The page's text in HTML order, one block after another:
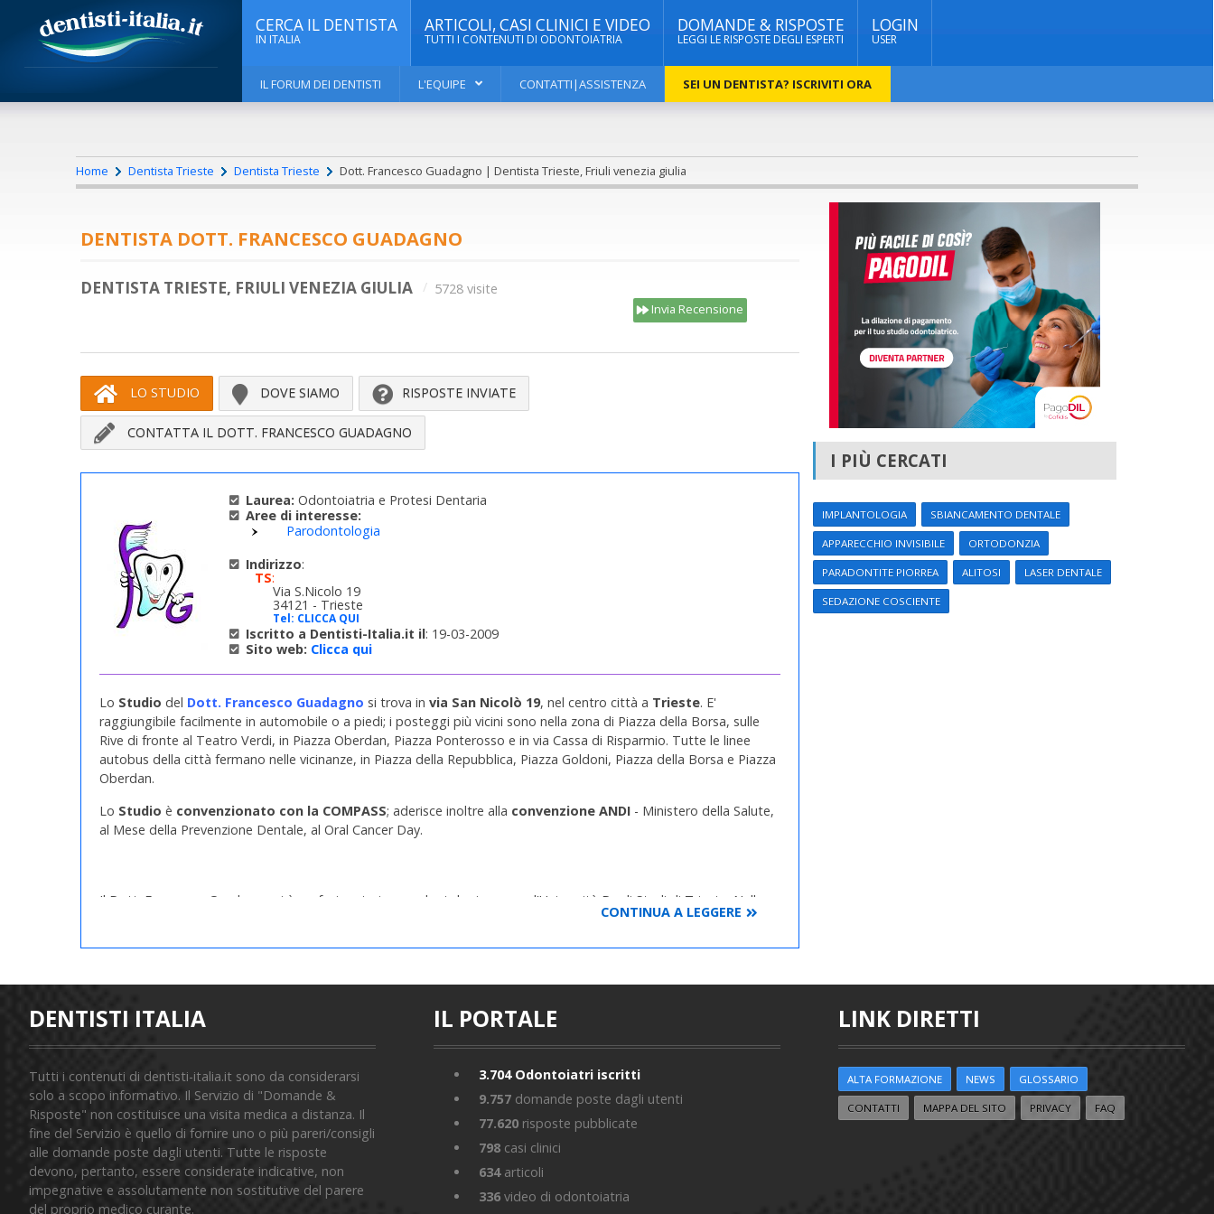
CERCA IL DENTISTA
IN ITALIA
ARTICOLI, CASI CLINICI E VIDEO
TUTTI I CONTENUTI DI ODONTOIATRIA
DOMANDE & RISPOSTE
LEGGI LE RISPOSTE DEGLI ESPERTI
LOGIN
USER
IL FORUM DEI DENTISTI L'EQUIPE CONTATTI|ASSISTENZA SEI UN DENTISTA? ISCRIVITI ORA
Home Dentista Trieste Dentista Trieste Dott. Francesco Guadagno | Dentista Trieste, Friuli venezia giulia
DENTISTA DOTT. FRANCESCO GUADAGNO
DENTISTA TRIESTE, FRIULI VENEZIA GIULIA 5728 visite
Invia Recensione
LO STUDIO DOVE SIAMO RISPOSTE INVIATE
CONTATTA IL DOTT. FRANCESCO GUADAGNO
Laurea: Odontoiatria e Protesi Dentaria
Aree di interesse:
Parodontologia
Indirizzo:
TS:
Via S.Nicolo 19
34121 - Trieste
Tel: CLICCA QUI
Iscritto a Dentisti-Italia.it il: 19-03-2009
Sito web: Clicca qui
Lo Studio del Dott. Francesco Guadagno si trova in via San Nicolò 19, nel centro città a Trieste. E'
raggiungibile facilmente in automobile o a piedi; i posteggi più vicini sono nella zona di Piazza della Borsa, sulle
Rive di fronte al Teatro Verdi, in Piazza Oberdan, Piazza Ponterosso e in via Cassa di Risparmio. Tutte le linee
autobus della città fermano nelle vicinanze, in Piazza della Repubblica, Piazza Goldoni, Piazza della Borsa e Piazza
Oberdan.
Lo Studio è convenzionato con la COMPASS; aderisce inoltre alla convenzione ANDI - Ministero della Salute,
al Mese della Prevenzione Dentale, al Oral Cancer Day.
Il Dott. Francesco Guadagno si è perfezionato in parodontologia presso l'Università Degli Studi di Trieste. Nella
sua pratica professionale, si dedica alla parodontologia e al restauro degli elementi dentari, avvalendosi anche di
Dott.ssa Michela Pocecco e col Dott.Michele Ceschi, odontoiatra specialista in ortodonzia.
CONTINUA A LEGGERE
I PIÙ CERCATI
IMPLANTOLOGIA SBIANCAMENTO DENTALE
APPARECCHIO INVISIBILE ORTODONZIA
PARADONTITE PIORREA ALITOSI LASER DENTALE
SEDAZIONE COSCIENTE
DENTISTI ITALIA
Tutti i contenuti di dentisti-italia.it sono da considerarsi
solo a scopo informativo. Il Servizio di "Domande &
Risposte" non costituisce una visita medica a distanza. Il
fine del Servizio è quello di fornire uno o più pareri/consigli
alle domande poste dagli utenti. Tutte le risposte
devono, pertanto, essere considerate indicative, non
impegnative e assolutamente non sostitutive del parere
del proprio medico curante.
IL PORTALE
3.704Odontoiatri iscritti
9.757 domande poste dagli utenti
77.620 risposte pubblicate
798 casi clinici
634articoli
336 video di odontoiatria
LINK DIRETTI
ALTA FORMAZIONE NEWS GLOSSARIO
CONTATTI MAPPA DEL SITO PRIVACY FAQ